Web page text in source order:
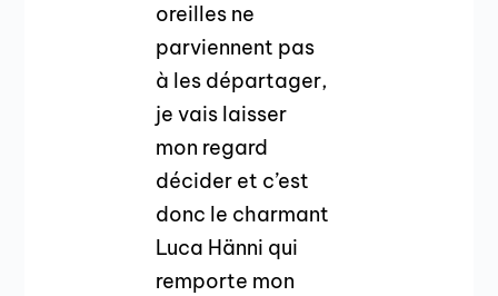
oreilles ne
parviennent pas
à les départager,
je vais laisser
mon regard
décider et c’est
donc le charmant
Luca Hänni qui
remporte mon